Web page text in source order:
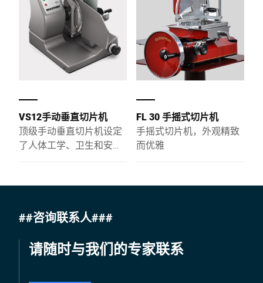
台和火锅餐饮专营店的鲜
肉切片需求，同时具备一
机多用无需单独配备称
台，节省运营空间和成
约时间也节约路程——由此
在操作过程中不必中断与
顾客的视线接触。||VSP
Flex 也非常适用于准备室
的过程数字化：借助我们
的 MyOrder 解决方案，您
准时预生产预订的商品。
当顾客来柜台取货时，订
购的产品已准时备好——已
VS12手动垂直切片机
顶级手动垂直切片机设定
了人体工学、卫生和安全
FL 30 手摇式切片机
手摇式切片机，外观精致
而优雅
##咨询联系人###
请随时与我们的专家联系